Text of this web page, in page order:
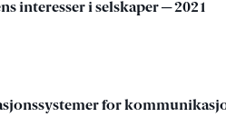
interesser i selskaper ─ 2021
for